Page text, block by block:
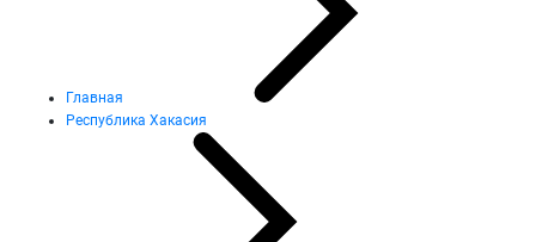
Главная
Республика Хакасия